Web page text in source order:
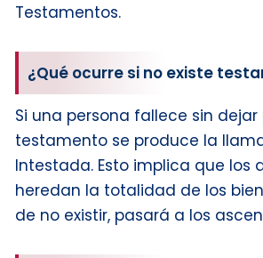
Testamentos.
¿Qué ocurre si no existe
Si una persona fallece sin
testamento se produce la
Intestada. Esto implica que los
heredan la totalidad de los
de no existir, pasará a los